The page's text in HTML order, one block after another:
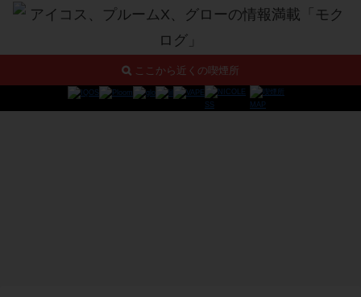
ここから近くの喫煙所